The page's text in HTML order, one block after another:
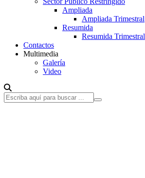
Ampliada
Ampliada Trimestral
Resumida
Resumida Trimestral
Contactos
Multimedia
Galería
Video